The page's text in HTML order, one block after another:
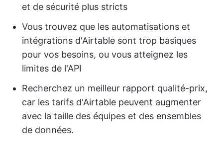
et de sécurité plus stricts
Vous trouvez que les automatisations et
intégrations d'Airtable sont trop basiques
pour vos besoins, ou vous atteignez les
limites de l'API
Recherchez un meilleur rapport qualité-prix,
car les tarifs d'Airtable peuvent augmenter
avec la taille des équipes et des ensembles
de données.